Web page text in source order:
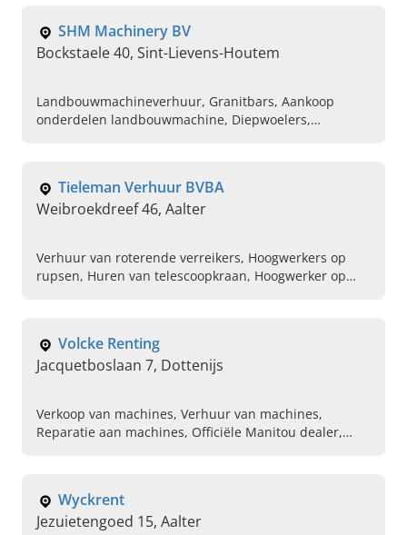
SHM Machinery BV
Bockstaele 40, Sint-Lievens-Houtem
Landbouwmachineverhuur, Granitbars, Aankoop
onderdelen landbouwmachine, Diepwoelers,
Tieleman Verhuur BVBA
Weibroekdreef 46, Aalter
Verhuur van roterende verreikers, Hoogwerkers op
rupsen, Huren van telescoopkraan, Hoogwerker op
Volcke Renting
Jacquetboslaan 7, Dottenijs
Verkoop van machines, Verhuur van machines,
Reparatie aan machines, Officiële Manitou dealer,
en verhuur, Warehousemateriaal
Wyckrent
Jezuietengoed 15, Aalter